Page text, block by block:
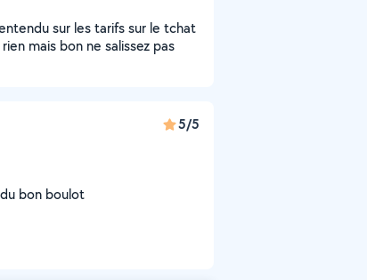
sur les tarifs sur le tchat
mais bon ne salissez pas
5/5
bon boulot